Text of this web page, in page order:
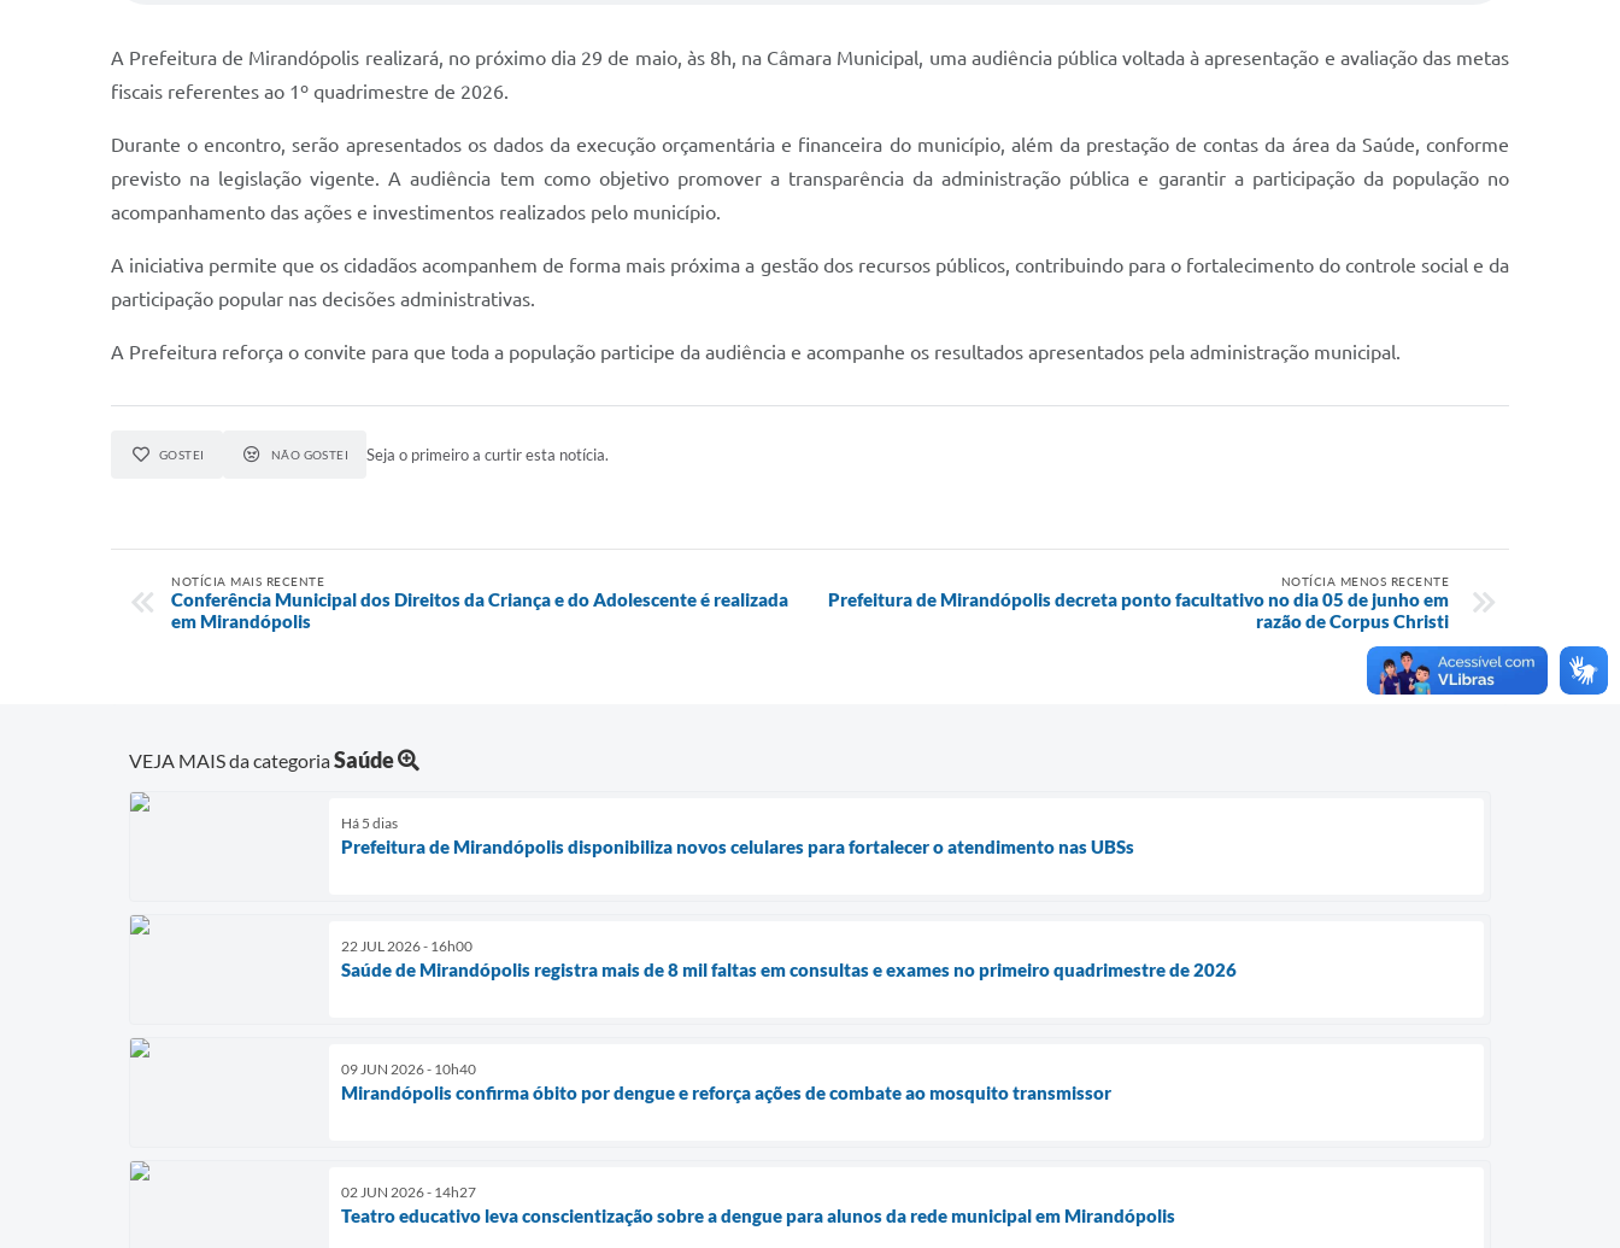
A Prefeitura de Mirandópolis realizará, no próximo dia 29 de maio, às 8h, na Câmara Municipal, uma audiência pública voltada à apresentação e avaliação das metas
fiscais referentes ao 1º quadrimestre de 2026.
Durante o encontro, serão apresentados os dados da execução orçamentária e financeira do município, além da prestação de contas da área da Saúde, conforme
previsto na legislação vigente. A audiência tem como objetivo promover a transparência da administração pública e garantir a participação da população no
acompanhamento das ações e investimentos realizados pelo município.
A iniciativa permite que os cidadãos acompanhem de forma mais próxima a gestão dos recursos públicos, contribuindo para o fortalecimento do controle social e da
participação popular nas decisões administrativas.
A Prefeitura reforça o convite para que toda a população participe da audiência e acompanhe os resultados apresentados pela administração municipal.
GOSTEI NÃO GOSTEI Seja o primeiro a curtir esta notícia.
NOTÍCIA MAIS RECENTE
Conferência Municipal dos Direitos da Criança e do Adolescente é realizada
em Mirandópolis
NOTÍCIA MENOS RECENTE
Prefeitura de Mirandópolis decreta ponto facultativo no dia 05 de junho em
razão de Corpus Christi
VEJA MAIS da categoriaSaúde
Há 5 dias
Prefeitura de Mirandópolis disponibiliza novos celulares para fortalecer o atendimento nas UBSs
22 JUL 2026 - 16h00
Saúde de Mirandópolis registra mais de 8 mil faltas em consultas e exames no primeiro quadrimestre de 2026
09 JUN 2026 - 10h40
Mirandópolis confirma óbito por dengue e reforça ações de combate ao mosquito transmissor
02 JUN 2026 - 14h27
Teatro educativo leva conscientização sobre a dengue para alunos da rede municipal em Mirandópolis